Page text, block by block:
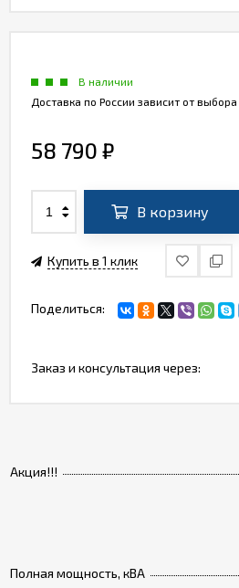
Акция!!!
Полная мощность, кВА
В наличии
Доставка по России зависит от
58 790 ₽
В корзину
Купить в 1 клик
Поделиться:
Заказ и консультация через: